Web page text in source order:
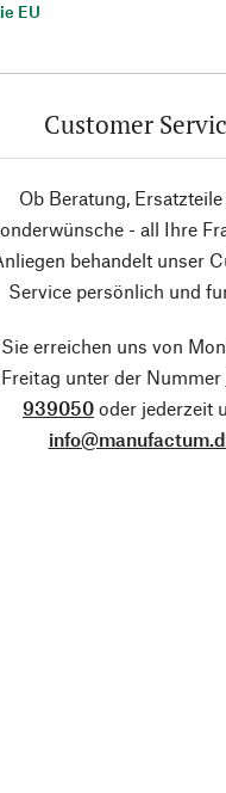
EU
Customer
Ob Beratung,
- all Ihre
behandelt unser
Service persönlich und
Sie erreichen uns von
Freitag unter der Nummer
939050 oder jederzeit